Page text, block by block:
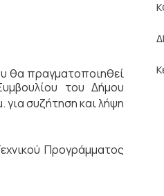
θα πραγματοποιηθεί
του Δήμου
συζήτηση και λήψη
Προγράμματος